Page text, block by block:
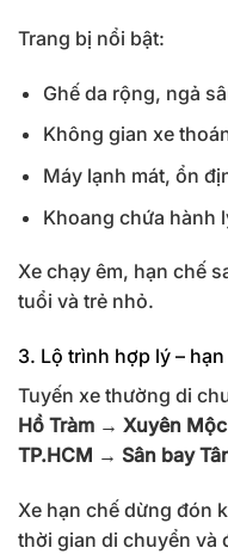
Trang bị nổi bật:
Ghế da rộng, ngả
Không gian xe
Máy lạnh mát, ổn
Khoang chứa hành
Xe chạy êm, hạn chế
tuổi và trẻ nhỏ.
3. Lộ trình hợp lý –
Tuyến xe thường di
Hồ Tràm → Xuyên
TP.HCM → Sân bay
Xe hạn chế dừng đón
thời gian di chuyển và